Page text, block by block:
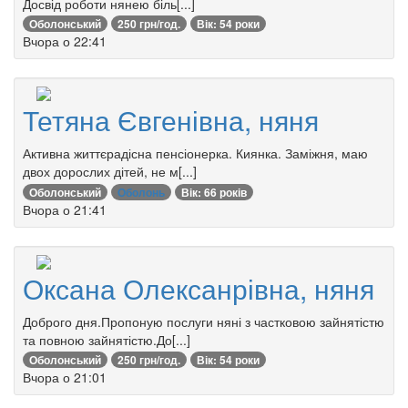
Оболонський 250 грн/год. Вік: 54 роки
Вчора о 22:41
Тетяна Євгенівна, няня
Активна життєрадісна пенсіонерка. Киянка. Заміжня, маю
двох дорослих дітей, не м[...]
Оболонський Оболонь Вік: 66 років
Вчора о 21:41
Оксана Олексанрівна, няня
Доброго дня.Пропоную послуги няні з частковою зайнятістю
та повною зайнятістю.До[...]
Оболонський 250 грн/год. Вік: 54 роки
Вчора о 21:01